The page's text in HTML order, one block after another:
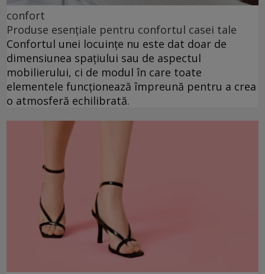
confort
Produse esențiale pentru confortul casei tale
Confortul unei locuințe nu este dat doar de
dimensiunea spațiului sau de aspectul
mobilierului, ci de modul în care toate
elementele funcționează împreună pentru a crea
o atmosferă echilibrată.